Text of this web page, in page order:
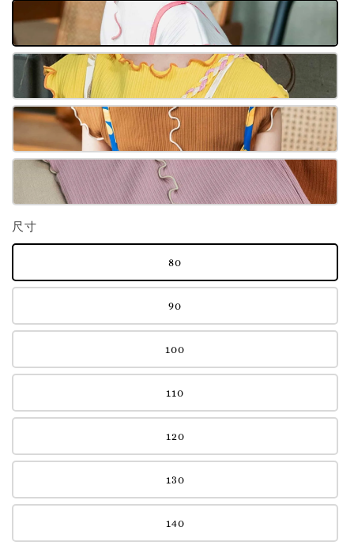
尺寸
80
90
100
110
120
130
140